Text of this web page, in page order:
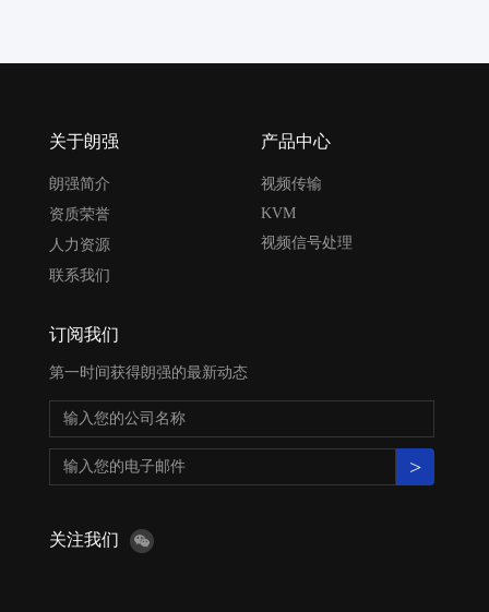
关于朗强
朗强简介
资质荣誉
人力资源
联系我们
产品中心
视频传输
KVM
视频信号处理
订阅我们
第一时间获得朗强的最新动态
>
关注我们